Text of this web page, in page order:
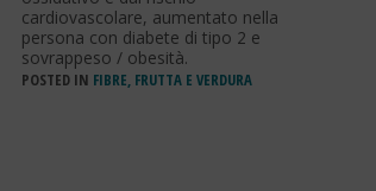
cardiovascolare, aumentato nella
persona con diabete di tipo 2 e
sovrappeso / obesità.
POSTED IN FIBRE, FRUTTA E VERDURA